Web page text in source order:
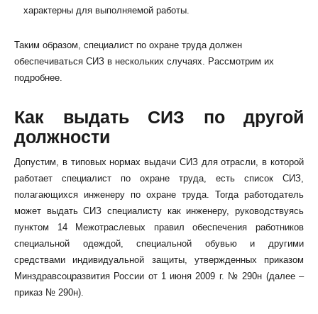
характерны для выполняемой работы.
Таким образом, специалист по охране труда должен
обеспечиваться СИЗ в нескольких случаях. Рассмотрим их
подробнее.
Как выдать СИЗ по другой
должности
Допустим, в типовых нормах выдачи СИЗ для отрасли, в которой
работает специалист по охране труда, есть список СИЗ,
полагающихся инженеру по охране труда. Тогда работодатель
может выдать СИЗ специалисту как инженеру, руководствуясь
пунктом 14 Межотраслевых правил обеспечения работников
специальной одеждой, специальной обувью и другими
средствами индивидуальной защиты, утвержденных приказом
Минздравсоцразвития России от 1 июня 2009 г. № 290н (далее –
приказ № 290н).